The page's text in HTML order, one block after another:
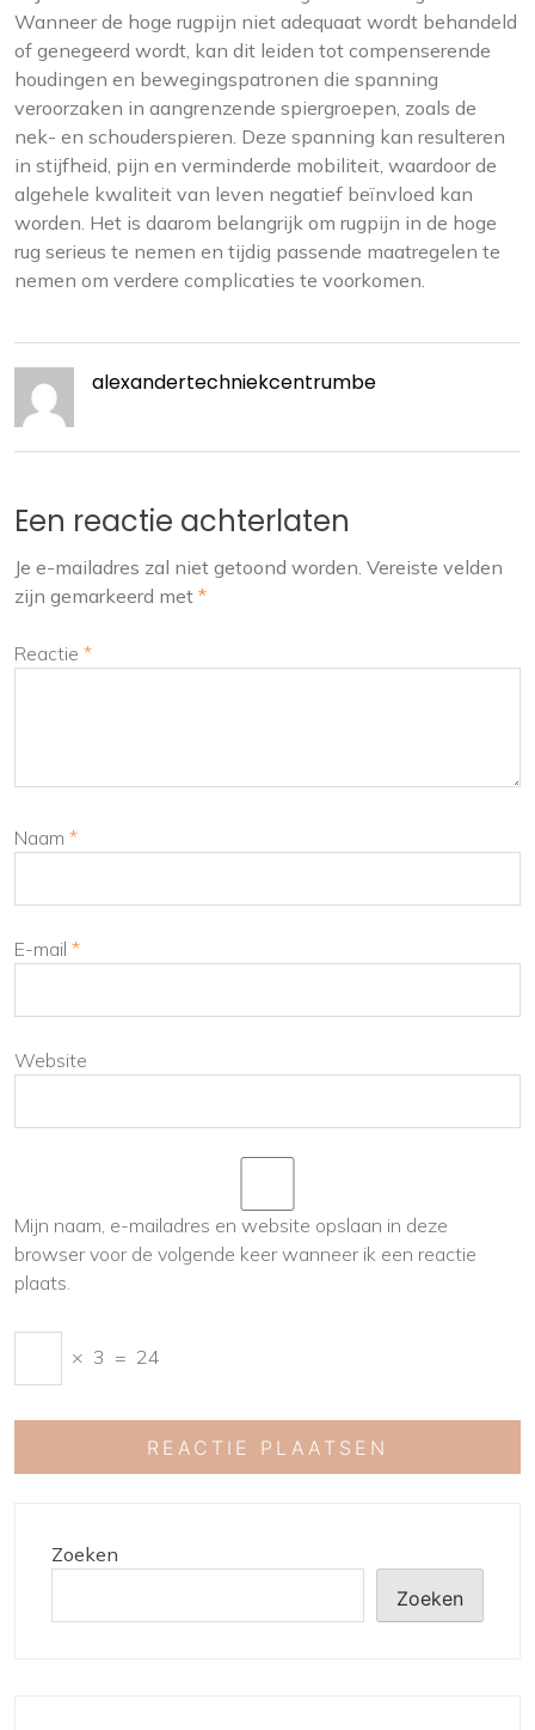
Wanneer de hoge rugpijn niet adequaat wordt behandeld
of genegeerd wordt, kan dit leiden tot compenserende
houdingen en bewegingspatronen die spanning
veroorzaken in aangrenzende spiergroepen, zoals de
nek- en schouderspieren. Deze spanning kan resulteren
in stijfheid, pijn en verminderde mobiliteit, waardoor de
algehele kwaliteit van leven negatief beïnvloed kan
worden. Het is daarom belangrijk om rugpijn in de hoge
rug serieus te nemen en tijdig passende maatregelen te
nemen om verdere complicaties te voorkomen.
alexandertechniekcentrumbe
Een reactie achterlaten
Je e-mailadres zal niet getoond worden. Vereiste velden
zijn gemarkeerd met *
Reactie *
Naam *
E-mail *
Website
Mijn naam, e-mailadres en website opslaan in deze
browser voor de volgende keer wanneer ik een reactie
plaats.
× 3 = 24
Zoeken
Zoeken